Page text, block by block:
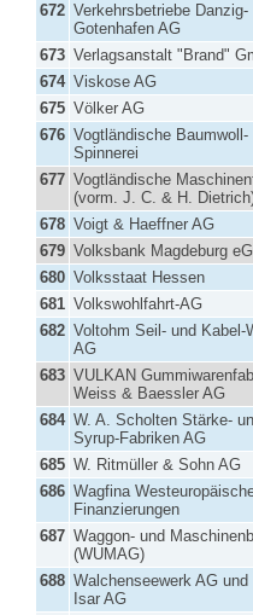
672 Verkehrsbetriebe Danzig-
Gotenhafen AG
673 Verlagsanstalt "Brand"
674 Viskose AG
675 Völker AG
676 Vogtländische Baumwoll-
Spinnerei
677 Vogtländische
(vorm. J. C. & H.
678 Voigt & Haeffner AG
679 Volksbank Magdeburg
680 Volksstaat Hessen
681 Volkswohlfahrt-AG
682 Voltohm Seil- und Kabel-
AG
683 VULKAN
Weiss & Baessler AG
684 W. A. Scholten Stärke-
Syrup-Fabriken AG
685 W. Ritmüller & Sohn AG
686 Wagfina
Finanzierungen
687 Waggon- und
(WUMAG)
688 Walchenseewerk AG
Isar AG